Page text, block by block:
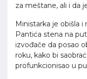
za meštane, ali i da
Ministarka je obišla
Pantića stena na
izvođače da posao
roku, kako bi
profunkcionisao u